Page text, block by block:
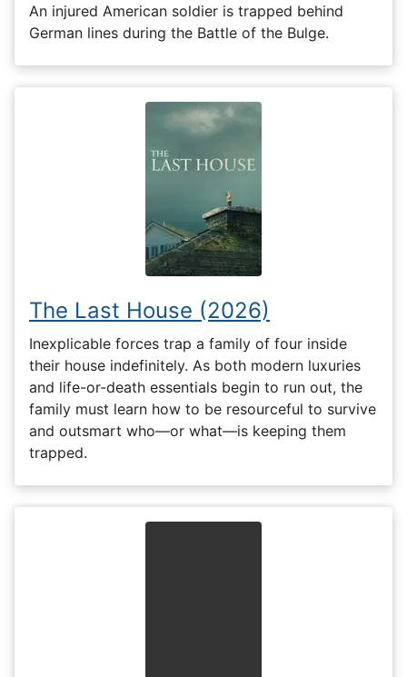
An injured American soldier is trapped behind
German lines during the Battle of the Bulge.
The Last House (2026)
Inexplicable forces trap a family of four inside
their house indefinitely. As both modern luxuries
and life-or-death essentials begin to run out, the
family must learn how to be resourceful to survive
and outsmart who—or what—is keeping them
trapped.